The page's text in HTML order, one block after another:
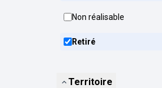
Non réalisable
Retiré
Territoire